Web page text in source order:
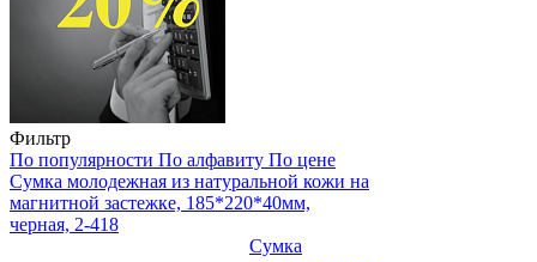
Фильтр
По популярности По алфавиту По цене
Сумка молодежная из натуральной кожи на
магнитной застежке, 185*220*40мм,
черная, 2-418
Сумка